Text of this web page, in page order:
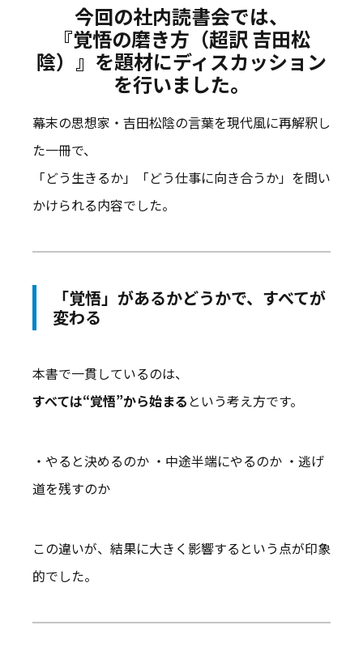
今回の社内読書会では、
『覚悟の磨き方（超訳 吉田松
陰）』を題材にディスカッション
を行いました。
幕末の思想家・吉田松陰の言葉を現代風に再解釈し
た一冊で、
「どう生きるか」「どう仕事に向き合うか」を問い
かけられる内容でした。
「覚悟」があるかどうかで、すべてが
変わる
本書で一貫しているのは、
すべては“覚悟”から始まる という考え方です。
・やると決めるのか ・中途半端にやるのか ・逃げ
道を残すのか
この違いが、結果に大きく影響するという点が印象
的でした。